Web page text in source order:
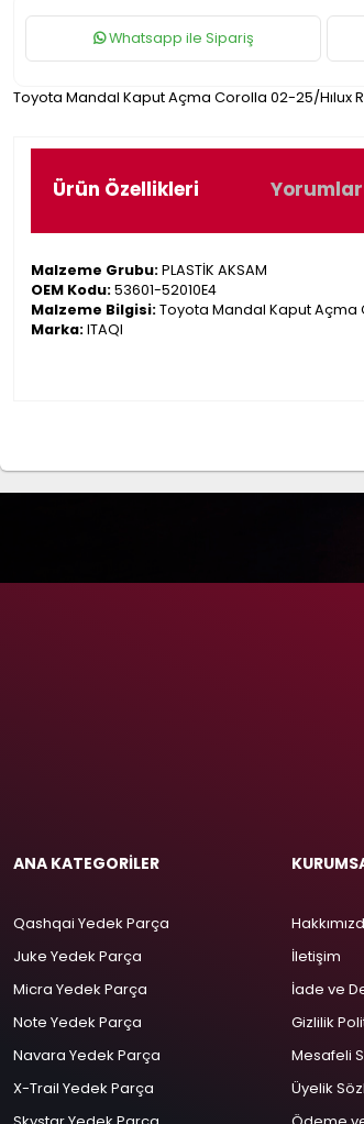
Whatsapp ile Sipariş
Toyota Mandal Kaput Açma Corolla 02-25/Hılux
Ürün Özellikleri Yorumlar
Malzeme Grubu:PLASTİK AKSAM
OEM Kodu:53601-52010E4
Malzeme Bilgisi:Toyota Mandal Kaput Açma
Marka:ITAQI
ANA KATEGORİLER
Qashqai Yedek Parça
Juke Yedek Parça
Micra Yedek Parça
Note Yedek Parça
Navara Yedek Parça
X-Trail Yedek Parça
İletişim
İade ve
Gizlilik
Mesafeli
Üyelik